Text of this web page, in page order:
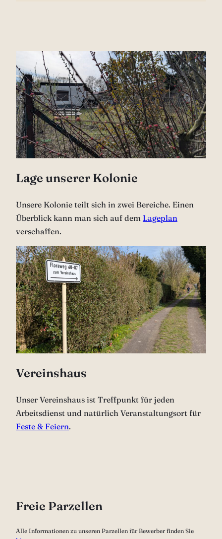
Lage unserer Kolonie
Unsere Kolonie teilt sich in zwei Bereiche. Einen
Überblick kann man sich auf dem Lageplan
verschaffen.
Vereinshaus
Unser Vereinshaus ist Treffpunkt für jeden
Arbeitsdienst und natürlich Veranstaltungsort für
Feste & Feiern.
Freie Parzellen
Alle Informationen zu unseren Parzellen für Bewerber finden Sie